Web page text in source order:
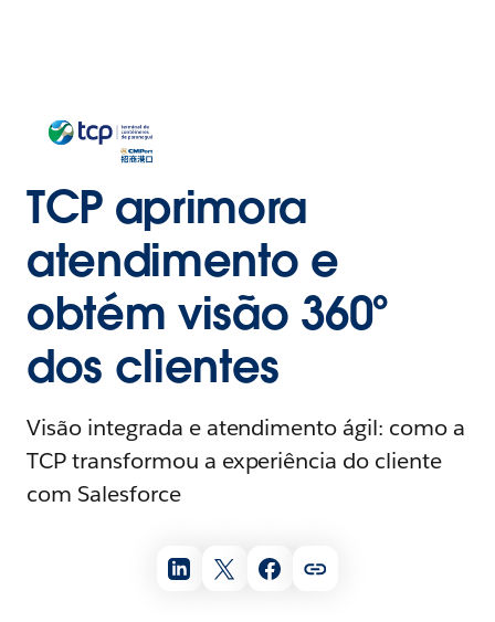
TCP aprimora
atendimento e
obtém visão 360º
dos clientes
Visão integrada e atendimento ágil: como a
TCP transformou a experiência do cliente
com Salesforce